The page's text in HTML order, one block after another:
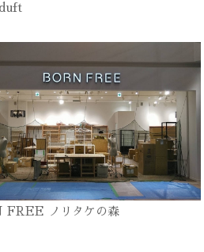
duft
FREE ノリタケの森